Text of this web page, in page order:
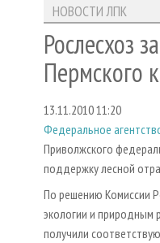
НОВОСТИ ЛПК
Рослесхоз
Пермского
13.11.2010 11:20
Федеральное
Приволжского
поддержку лесной
По решению Комиссии
экологии и природным
получили